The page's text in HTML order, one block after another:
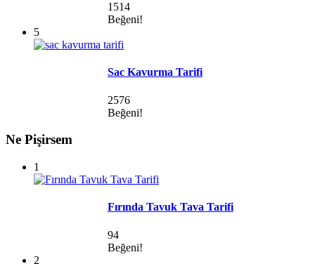
1514
Beğeni!
5
Sac Kavurma Tarifi
2576
Beğeni!
Ne Pişirsem
1
Fırında Tavuk Tava Tarifi
94
Beğeni!
2